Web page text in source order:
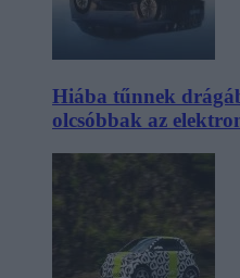
Hiába tűnnek
olcsóbbak az